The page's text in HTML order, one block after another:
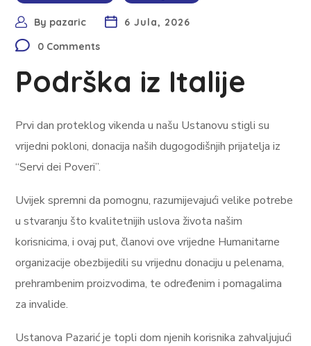
By pazaric
6 Jula, 2026
0 Comments
Podrška iz Italije
Prvi dan proteklog vikenda u našu Ustanovu stigli su
vrijedni pokloni, donacija naših dugogodišnjih prijatelja iz
“Servi dei Poveri”.
Uvijek spremni da pomognu, razumijevajući velike potrebe
u stvaranju što kvalitetnijih uslova života našim
korisnicima, i ovaj put, članovi ove vrijedne Humanitarne
organizacije obezbijedili su vrijednu donaciju u pelenama,
prehrambenim proizvodima, te određenim i pomagalima
za invalide.
Ustanova Pazarić je topli dom njenih korisnika zahvaljujući